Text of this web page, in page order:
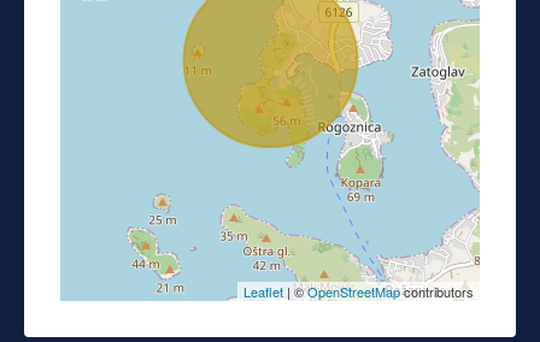
Leaflet | ©OpenStreetMapcontributors